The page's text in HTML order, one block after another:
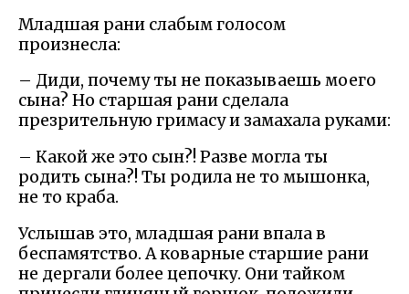
Младшая рани слабым голосом
произнесла:
– Диди, почему ты не показываешь моего
сына? Но старшая рани сделала
презрительную гримасу и замахала руками:
– Какой же это сын?! Разве могла ты
родить сына?! Ты родила не то мышонка,
не то краба.
Услышав это, младшая рани впала в
беспамятство. А коварные старшие рани
не дергали более цепочку. Они тайком